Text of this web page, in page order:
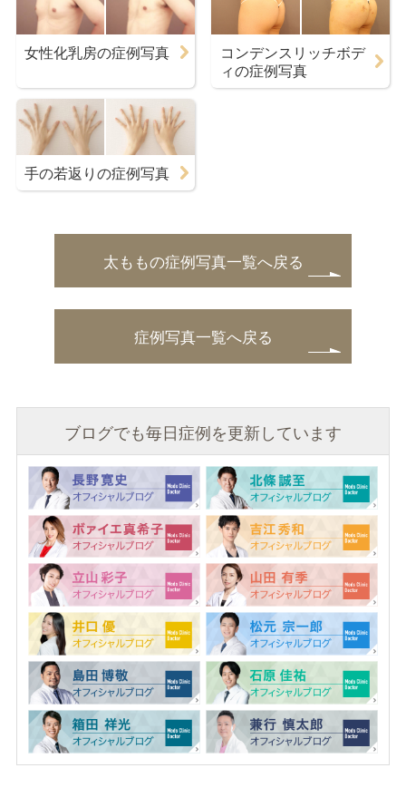
女性化乳房の症例写真
コンデンスリッチボデ
ィの症例写真
手の若返りの症例写真
太ももの症例写真一覧へ戻る
症例写真一覧へ戻る
ブログでも毎日症例を更新しています